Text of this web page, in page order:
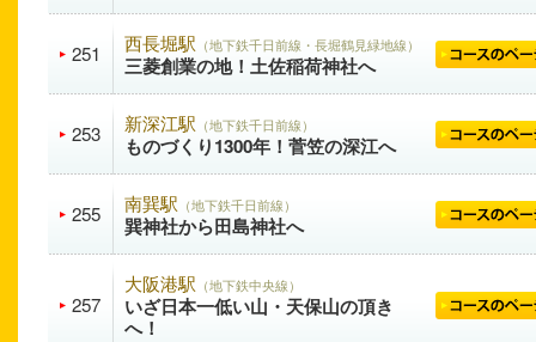
251 西長堀駅 （地下鉄千日前線・長堀鶴見緑地線）
三菱創業の地！土佐稲荷神社へ
253 新深江駅 （地下鉄千日前線）
ものづくり1300年！菅笠の深江へ
255 南巽駅 （地下鉄千日前線）
巽神社から田島神社へ
257
大阪港駅 （地下鉄中央線）
いざ日本一低い山・天保山の頂き
へ！